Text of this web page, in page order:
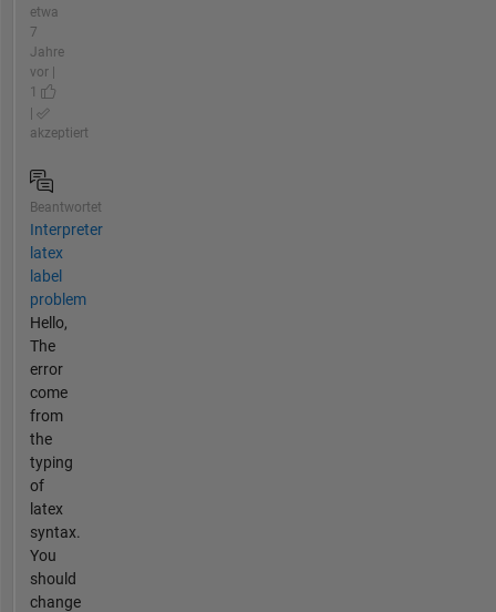
etwa
7
Jahre
vor |
1
|
akzeptiert
Beantwortet
Interpreter
latex
label
problem
Hello,
The
error
come
from
the
typing
of
latex
syntax.
You
should
change